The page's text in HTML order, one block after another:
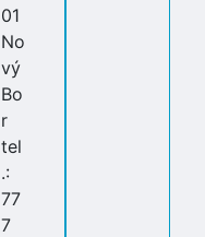
01
No
vý
Bo
r
tel
.:
77
7